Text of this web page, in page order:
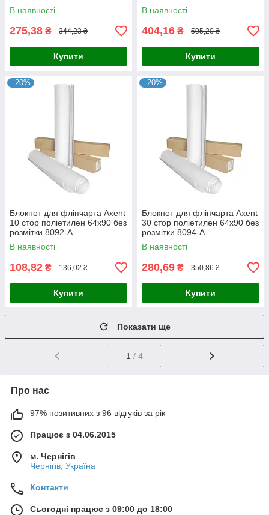
В наявності
275,38 ₴ 344,23 ₴
Купити
В наявності
404,16 ₴ 505,20 ₴
Купити
–20%
Блокнот для фліпчарта Axent
10 стор поліетилен 64х90 без
розмітки 8092-A
В наявності
108,82 ₴ 136,02 ₴
Купити
–20%
Блокнот для фліпчарта Axent
30 стор поліетилен 64х90 без
розмітки 8094-A
В наявності
280,69 ₴ 350,86 ₴
Купити
Показати ще
1 / 4
Про нас
97% позитивних з 96 відгуків за рік
Працює з 04.06.2015
м. Чернігів
Чернігів, Україна
Контакти
Сьогодні працює з 09:00 до 18:00